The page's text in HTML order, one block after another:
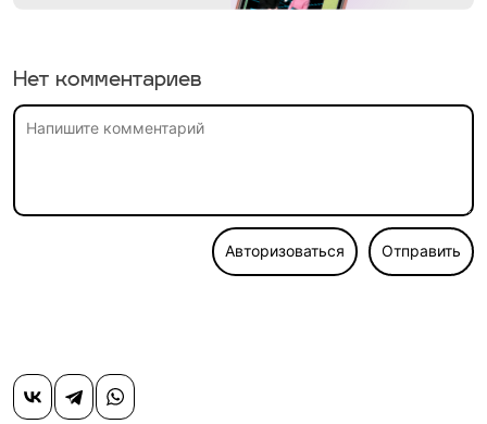
Нет комментариев
Авторизоваться Отправить